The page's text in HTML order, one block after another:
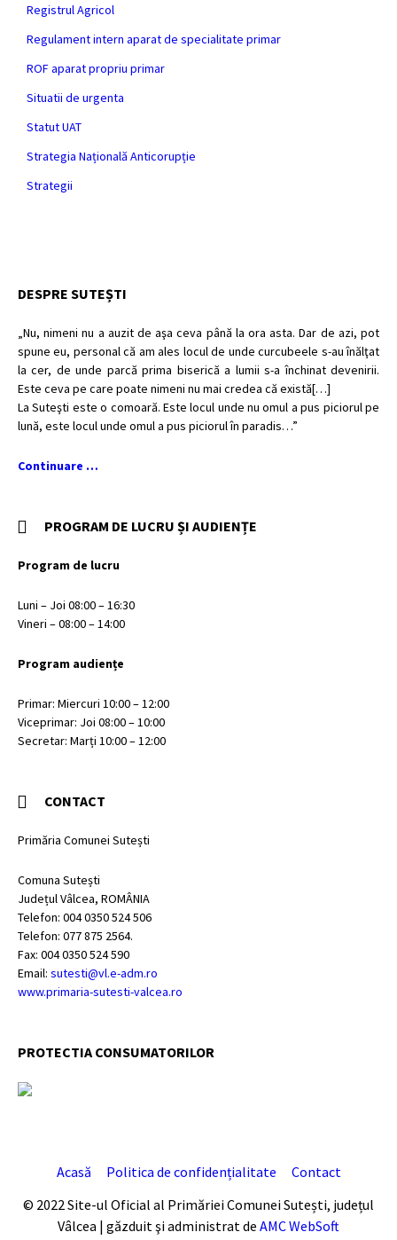
Registrul Agricol
Regulament intern aparat de specialitate primar
ROF aparat propriu primar
Situatii de urgenta
Statut UAT
Strategia Națională Anticorupție
Strategii
DESPRE SUTEȘTI
„Nu, nimeni nu a auzit de aşa ceva până la ora asta. Dar de azi, pot
spune eu, personal că am ales locul de unde curcubeele s-au înălţat
la cer, de unde parcă prima biserică a lumii s-a închinat devenirii.
Este ceva pe care poate nimeni nu mai credea că există[…]
La Suteşti este o comoară. Este locul unde nu omul a pus piciorul pe
lună, este locul unde omul a pus piciorul în paradis…”
Continuare …
PROGRAM DE LUCRU ȘI AUDIENȚE
Program de lucru
Luni – Joi 08:00 – 16:30
Vineri – 08:00 – 14:00
Program audiențe
Primar: Miercuri 10:00 – 12:00
Viceprimar: Joi 08:00 – 10:00
Secretar: Marți 10:00 – 12:00
CONTACT
Primăria Comunei Sutești
Comuna Sutești
Județul Vâlcea, ROMÂNIA
Telefon: 004 0350 524 506
Telefon: 077 875 2564.
Fax: 004 0350 524 590
Email: sutesti@vl.e-adm.ro
www.primaria-sutesti-valcea.ro
PROTECTIA CONSUMATORILOR
Acasă Politica de confidențialitate
Contact
© 2022 Site-ul Oficial al Primăriei Comunei Sutești, județul
Vâlcea | găzduit şi administrat de AMC WebSoft